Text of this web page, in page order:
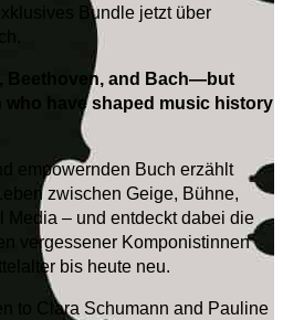
Bundle jetzt über
Beethoven, and Bach—but
who have shaped music history
empowernden Buch erzählt
zwischen Geige, Bühne,
Media – und entdeckt dabei die
vergessener Komponistinnen
bis heute neu.
to Clara Schumann and Pauline